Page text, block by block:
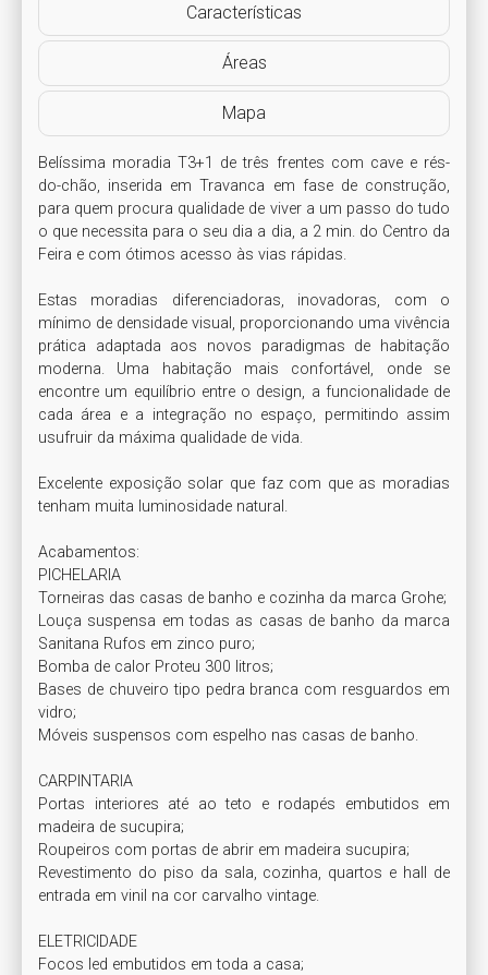
Características
Áreas
Mapa
Belíssima moradia T3+1 de três frentes com cave e rés-
do-chão, inserida em Travanca em fase de construção,
para quem procura qualidade de viver a um passo do tudo
o que necessita para o seu dia a dia, a 2 min. do Centro da
Feira e com ótimos acesso às vias rápidas.
Estas moradias diferenciadoras, inovadoras, com o
mínimo de densidade visual, proporcionando uma vivência
prática adaptada aos novos paradigmas de habitação
moderna. Uma habitação mais confortável, onde se
encontre um equilíbrio entre o design, a funcionalidade de
cada área e a integração no espaço, permitindo assim
usufruir da máxima qualidade de vida.
Excelente exposição solar que faz com que as moradias
tenham muita luminosidade natural.
Acabamentos:
PICHELARIA
Torneiras das casas de banho e cozinha da marca Grohe;
Louça suspensa em todas as casas de banho da marca
Sanitana Rufos em zinco puro;
Bomba de calor Proteu 300 litros;
Bases de chuveiro tipo pedra branca com resguardos em
vidro;
Móveis suspensos com espelho nas casas de banho.
CARPINTARIA
Portas interiores até ao teto e rodapés embutidos em
madeira de sucupira;
Roupeiros com portas de abrir em madeira sucupira;
Revestimento do piso da sala, cozinha, quartos e hall de
entrada em vinil na cor carvalho vintage.
ELETRICIDADE
Focos led embutidos em toda a casa;